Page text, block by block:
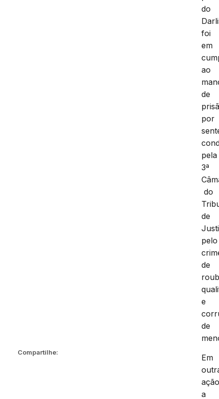
Compartilhe:
do
foi
em
ao
de
por
pela
3ª
do
de
pelo
de
e
de
Em
a